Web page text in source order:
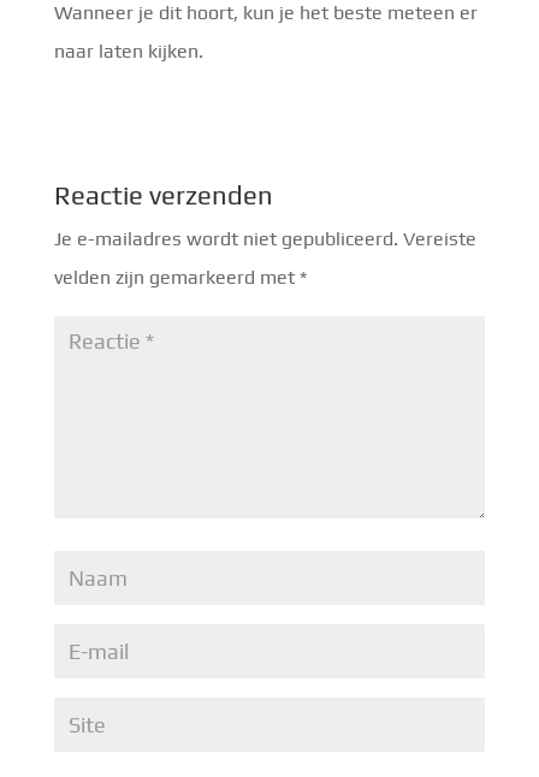
Wanneer je dit hoort, kun je het beste meteen er
naar laten kijken.
Reactie verzenden
Je e-mailadres wordt niet gepubliceerd. Vereiste
velden zijn gemarkeerd met *